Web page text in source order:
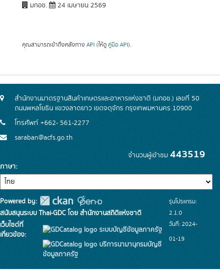
มกอช. 24 เมษายน 2569
คุณสามารถเข้าถึงคลังทาง API (ให้ดู คู่มือ API).
สำนักงานมาตรฐานสินค้าเกษตรและอาหารแห่งชาติ (มกอช.) เลขที่ 50
ถนนพหลโยธิน แขวงลาดยาว เขตจตุจักร กรุงเทพมหานคร 10900
โทรศัพท์ +662- 561-2277
saraban@acfs.go.th
จำนวนผู้เข้าชม 443519
ภาษา
Powered by:
สนับสนุนระบบ Thai-GDC โดย สำนักงานสถิติแห่งชาติ
เว็บไซต์ที่
เกี่ยวข้อง:
ระบบบัญชีข้อมูลภาครัฐ
บริการนามานุกรมบัญชี
ข้อมูลภาครัฐ
รุ่นโปรแกรม:
2.1.0
วันที่: 2024-
01-19